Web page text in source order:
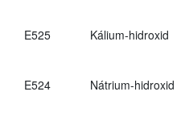
E525 Kálium-hidroxid
E524 Nátrium-hidroxid